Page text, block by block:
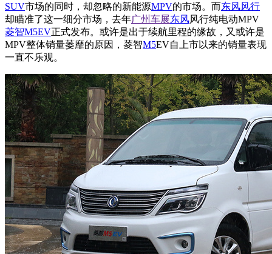
SUV市场的同时，却忽略的新能源MPV的市场。而东风风行
却瞄准了这一细分市场，去年广州车展东风风行纯电动MPV
菱智M5EV正式发布。或许是出于续航里程的缘故，又或许是
MPV整体销量萎靡的原因，菱智M5EV自上市以来的销量表现
一直不乐观。